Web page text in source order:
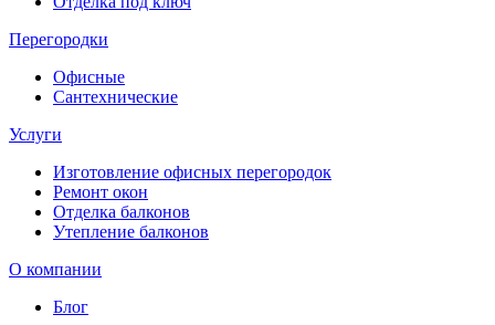
Перегородки
Офисные
Сантехнические
Услуги
Изготовление офисных перегородок
Ремонт окон
Отделка балконов
Утепление балконов
О компании
Блог